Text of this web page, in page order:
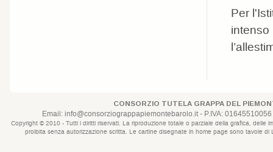
Per
CONSORZIO TUTELA GRAPPA DEL
Email: info@consorziograppapiemontebarolo.it- P.IVA:
Copyright © 2010 - Tutti i diritti riservati. La riproduzione totale o parziale della grafica,
proibita senza autorizzazione scritta. Le cartine disegnate in home page sono tavole